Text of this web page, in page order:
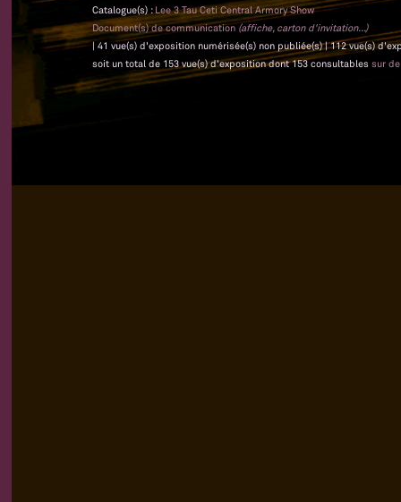
Catalogue(s) :Lee 3 Tau Ceti Central Armory Show
Document(s) de communication (affiche, carton d'invitation...)
| 41 vue(s) d'exposition numérisée(s) non publiée(s) | 112 vue(s)
soit un total de 153 vue(s) d'exposition dont 153 consultables sur